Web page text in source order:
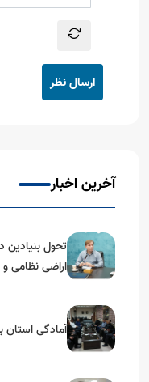
ارسال نظر
آخرین اخبار
تحول
اراضی نظامی
آمادگی استان